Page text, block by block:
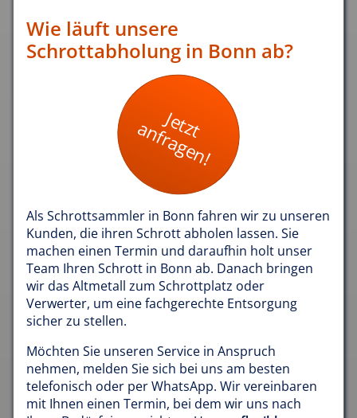
Wie läuft unsere
Schrottabholung in Bonn ab?
Jetzt
anfragen!
Als Schrottsammler in Bonn fahren wir zu unseren
Kunden, die ihren Schrott abholen lassen. Sie
machen einen Termin und daraufhin holt unser
Team Ihren Schrott in Bonn ab. Danach bringen
wir das Altmetall zum Schrottplatz oder
Verwerter, um eine fachgerechte Entsorgung
sicher zu stellen.
Möchten Sie unseren Service in Anspruch
nehmen, melden Sie sich bei uns am besten
telefonisch oder per WhatsApp. Wir vereinbaren
mit Ihnen einen Termin, bei dem wir uns nach